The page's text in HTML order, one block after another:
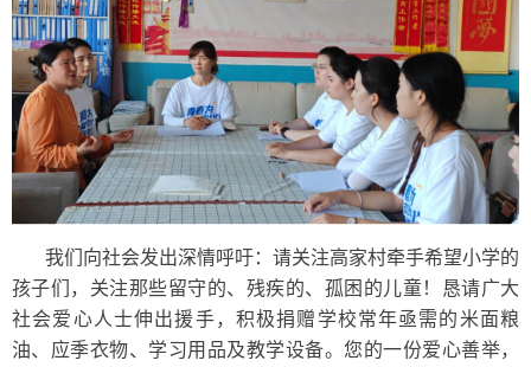
我们向社会发出深情呼吁：请关注高家村牵手希望小学的
孩子们，关注那些留守的、残疾的、孤困的儿童！恳请广大
社会爱心人士伸出援手，积极捐赠学校常年亟需的米面粮
油、应季衣物、学习用品及教学设备。您的一份爱心善举，